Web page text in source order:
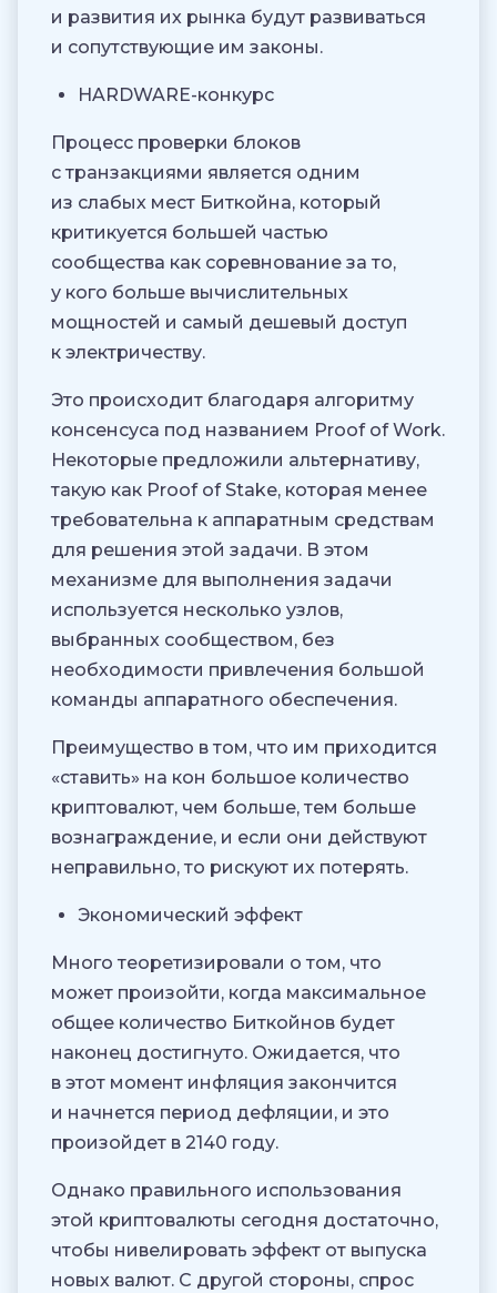
и развития их рынка будут развиваться
и сопутствующие им законы.
HARDWARE-конкурс
Процесс проверки блоков
с транзакциями является одним
из слабых мест Биткойна, который
критикуется большей частью
сообщества как соревнование за то,
у кого больше вычислительных
мощностей и самый дешевый доступ
к электричеству.
Это происходит благодаря алгоритму
консенсуса под названием Proof of Work.
Некоторые предложили альтернативу,
такую как Proof of Stake, которая менее
требовательна к аппаратным средствам
для решения этой задачи. В этом
механизме для выполнения задачи
используется несколько узлов,
выбранных сообществом, без
необходимости привлечения большой
команды аппаратного обеспечения.
Преимущество в том, что им приходится
«ставить» на кон большое количество
криптовалют, чем больше, тем больше
вознаграждение, и если они действуют
неправильно, то рискуют их потерять.
Экономический эффект
Много теоретизировали о том, что
может произойти, когда максимальное
общее количество Биткойнов будет
наконец достигнуто. Ожидается, что
в этот момент инфляция закончится
и начнется период дефляции, и это
произойдет в 2140 году.
Однако правильного использования
этой криптовалюты сегодня достаточно,
чтобы нивелировать эффект от выпуска
новых валют. С другой стороны, спрос